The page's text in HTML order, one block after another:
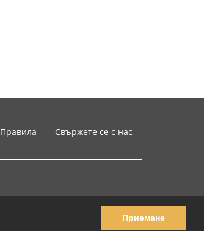
Приемане
Правила Свържете се с нас